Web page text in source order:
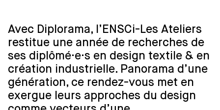
Avec Diplorama, l’ENSCi-Les Ateliers
restitue une année de recherches de
ses diplômé·e·s en design textile & en
création industrielle. Panorama d’une
génération, ce rendez-vous met en
exergue leurs approches du design